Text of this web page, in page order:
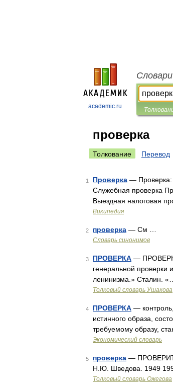
academic.ru
проверка
Толкование Перевод
1 Проверка — Проверка:
Служебная проверка
Выездная налоговая
Википедия
2 проверка — См …
Словарь синонимов
3 ПРОВЕРКА —
генеральной проверки
ленинизма.» Сталин.
Толковый словарь Ушакова
4 ПРОВЕРКА —
истинного образа,
требуемому образу,
Экономический словарь
5 проверка —
Н.Ю. Шведова. 1949
Толковый словарь Ожегова